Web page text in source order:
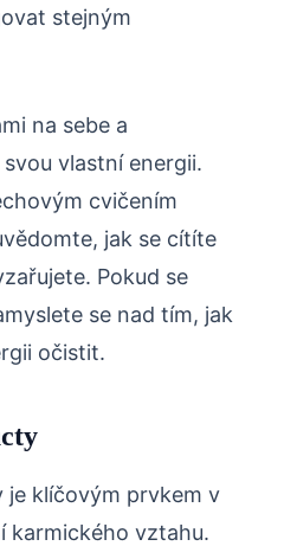
stejným
na sebe a
vlastní energii.
cvičením
jak se cítíte
Pokud se
se nad tím, jak
očistit.
je klíčovým prvkem v
karmického vztahu.